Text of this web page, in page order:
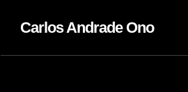
Carlos Andrade Ono